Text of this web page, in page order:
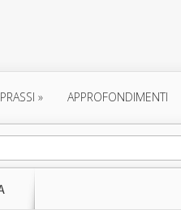
PRASSI » APPROFONDIMENTI